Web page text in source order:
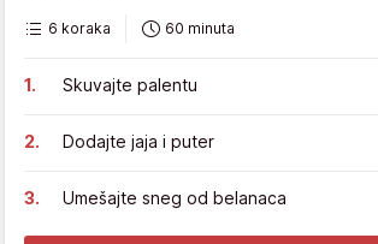
6 koraka 60 minuta
Skuvajte palentu
Dodajte jaja i puter
Umešajte sneg od belanaca